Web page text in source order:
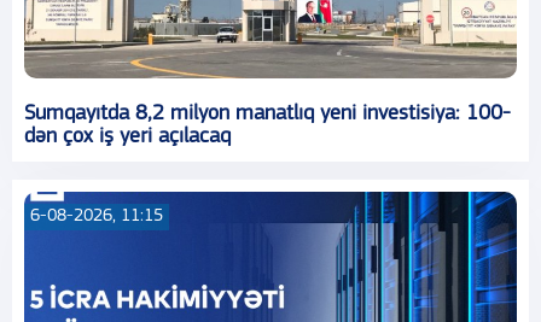
Sumqayıtda 8,2 milyon manatlıq yeni investisiya: 100-
dən çox iş yeri açılacaq
6-08-2026, 11:15